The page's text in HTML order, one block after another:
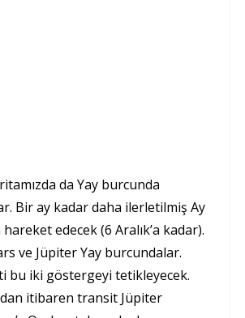
da Yay burcunda
Bir ay kadar daha ilerletilmiş Ay
edecek (6 Aralık’a kadar).
ve Jüpiter Yay burcundalar.
bu iki göstergeyi tetikleyecek.
itibaren transit Jüpiter